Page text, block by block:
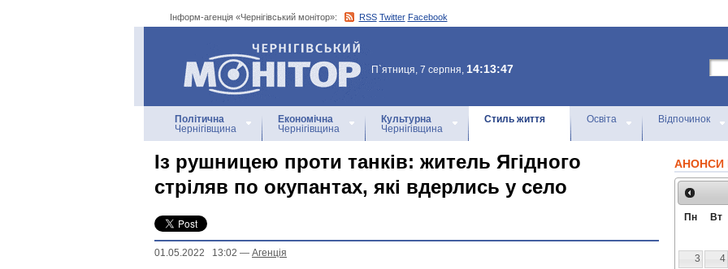
Інформ-агенція «Чернігівський монітор»: RSS Twitter Facebook
Інформ-агенція
«Чернігівський монітор»
П`ятниця, 7 серпня, 14:13:47
Політична
Чернігівщина
Економічна
Чернігівщина
Культурна
Чернігівщина
Стиль життя Освіта Відпочинок
Із рушницею проти танків: житель Ягідного
стріляв по окупантах, які вдерлись у село
01.05.2022 13:02 — Агенцiя
АНОНСИ
Пн Вт
3
4